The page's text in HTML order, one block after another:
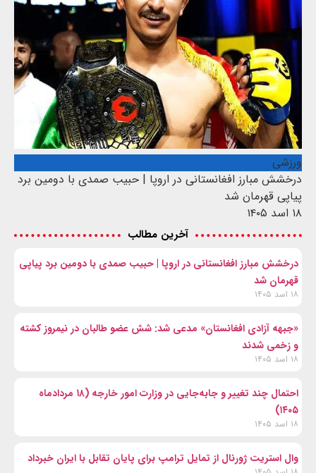
ورزشی
درخشش مبارز افغانستانی در اروپا | حبیب صمدی با دومین برد
پیاپی قهرمان شد
۱۸ اسد ۱۴۰۵
آخرین مطالب
درخشش مبارز افغانستانی در اروپا | حبیب صمدی با دومین برد پیاپی
قهرمان شد
۱۸ اسد ۱۴۰۵
«جبهه آزادی افغانستان» مدعی شد: شش عضو طالبان در نیمروز کشته
و زخمی شدند
۱۸ اسد ۱۴۰۵
احتمال چند تغییر و جابه‌جایی در وزارت امور خارجه (۱۸ مردادماه
۱۴۰۵)
۱۸ اسد ۱۴۰۵
وال‌ استریت ژورنال از تمایل ترامپ برای پایان تقابل با ایران خبرداد